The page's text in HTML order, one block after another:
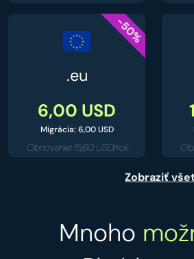
-50%
.eu
6,00 USD
Migrácia: 6,00 USD
Obnovenie: 15,60 USD/rok
Zobraziť
Mnoho